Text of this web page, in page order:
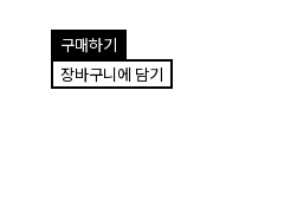
구매하기
장바구니에 담기